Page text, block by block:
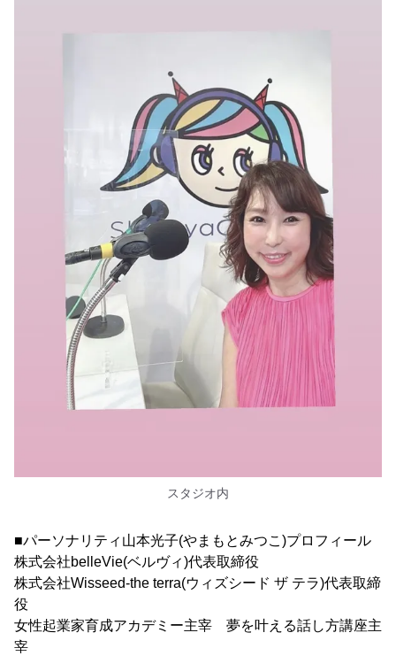
スタジオ内
■パーソナリティ山本光子(やまもとみつこ)プロフィール
株式会社belleVie(ベルヴィ)代表取締役
株式会社Wisseed-the terra(ウィズシード ザ テラ)代表取締
役
女性起業家育成アカデミー主宰 夢を叶える話し方講座主
宰